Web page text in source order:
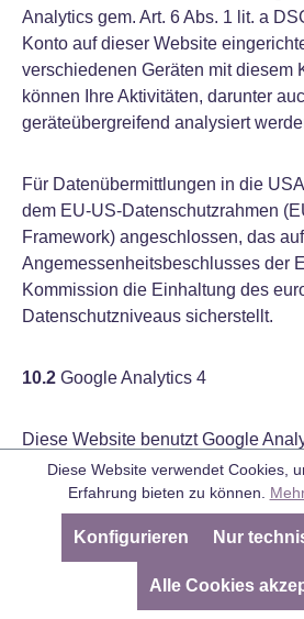
Analytics gem. Art. 6 Abs. 1 lit. a
Konto auf dieser Website
verschiedenen Geräten mit diesem
können Ihre Aktivitäten, darunter
geräteübergreifend analysiert
Für Datenübermittlungen in die
dem EU-US-Datenschutzrahmen
Framework) angeschlossen, das
Angemessenheitsbeschlusses der
Kommission die Einhaltung des
Datenschutzniveaus sicherstellt.
10.2 Google Analytics 4
Diese Website benutzt Google
Webanalysedienst der Google
House, 4 Barrow St, Dublin, D04
("Google"), der eine Analyse Ihrer
Website ermöglicht.
Standardmäßig werden beim
Diese Website verwendet Cookies,
Erfahrung bieten zu können.
Nur
Konfigurieren
Alle Cookies